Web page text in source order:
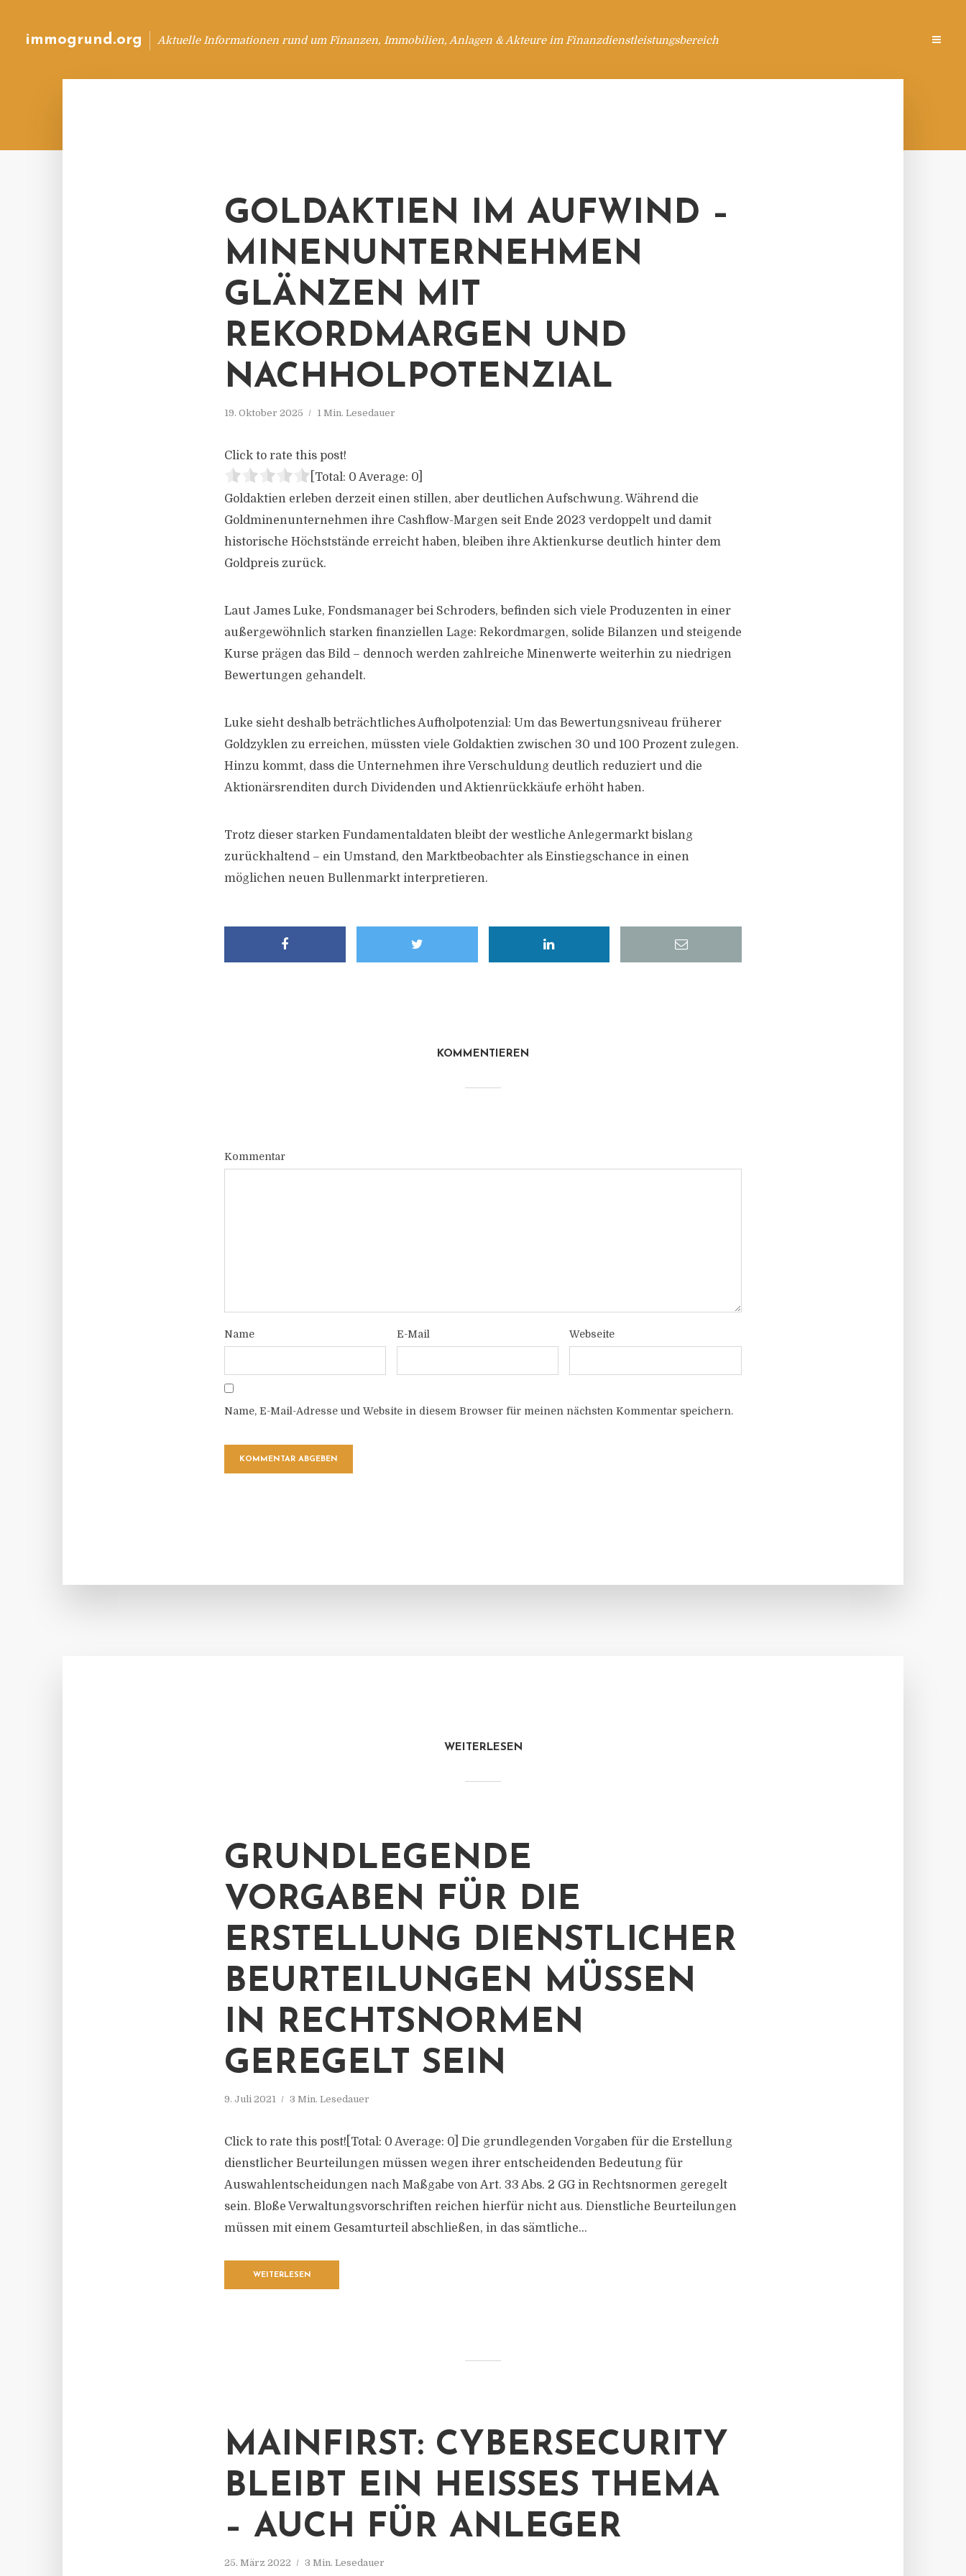
immogrund.org Aktuelle Informationen rund um Finanzen, Immobilien, Anlagen & Akteure im Finanzdienstleistungsbereich
GOLDAKTIEN IM AUFWIND –
MINENUNTERNEHMEN
GLÄNZEN MIT
REKORDMARGEN UND
NACHHOLPOTENZIAL
19. Oktober 2025 1 Min. Lesedauer
Click to rate this post!
[Total: 0 Average: 0
Goldaktien erleben derzeit einen stillen, aber deutlichen Aufschwung. Während die
Goldminenunternehmen ihre Cashflow-Margen seit Ende 2023 verdoppelt und damit
historische Höchststände erreicht haben, bleiben ihre Aktienkurse deutlich hinter dem
Goldpreis zurück.
Laut James Luke, Fondsmanager bei Schroders, befinden sich viele Produzenten in einer
außergewöhnlich starken finanziellen Lage: Rekordmargen, solide Bilanzen und steigende
Kurse prägen das Bild – dennoch werden zahlreiche Minenwerte weiterhin zu niedrigen
Bewertungen gehandelt.
Luke sieht deshalb beträchtliches Aufholpotenzial: Um das Bewertungsniveau früherer
Goldzyklen zu erreichen, müssten viele Goldaktien zwischen 30 und 100 Prozent zulegen.
Hinzu kommt, dass die Unternehmen ihre Verschuldung deutlich reduziert und die
Aktionärsrenditen durch Dividenden und Aktienrückkäufe erhöht haben.
Trotz dieser starken Fundamentaldaten bleibt der westliche Anlegermarkt bislang
zurückhaltend – ein Umstand, den Marktbeobachter als Einstiegschance in einen
möglichen neuen Bullenmarkt interpretieren.
KOMMENTIEREN
Kommentar
Name E-Mail Webseite
Name, E-Mail-Adresse und Website in diesem Browser für meinen nächsten Kommentar speichern.
WEITERLESEN
GRUNDLEGENDE
VORGABEN FÜR DIE
ERSTELLUNG DIENSTLICHER
BEURTEILUNGEN MÜSSEN
IN RECHTSNORMEN
GEREGELT SEIN
9. Juli 2021 3 Min. Lesedauer
Click to rate this post![Total: 0 Average: 0] Die grundlegenden Vorgaben für die Erstellung
dienstlicher Beurteilungen müssen wegen ihrer entscheidenden Bedeutung für
Auswahlentscheidungen nach Maßgabe von Art. 33 Abs. 2 GG in Rechtsnormen geregelt
sein. Bloße Verwaltungsvorschriften reichen hierfür nicht aus. Dienstliche Beurteilungen
müssen mit einem Gesamturteil abschließen, in das sämtliche...
WEITERLESEN
MAINFIRST: CYBERSECURITY
BLEIBT EIN HEISSES THEMA –
AUCH FÜR ANLEGER
25. März 2022 3 Min. Lesedauer